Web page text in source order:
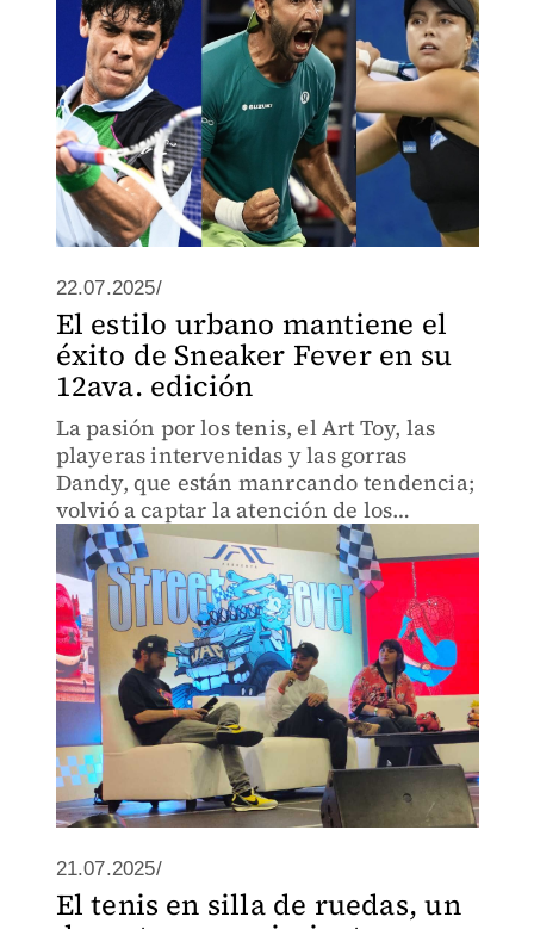
22.07.2025/
El estilo urbano mantiene el
éxito de Sneaker Fever en su
12ava. edición
La pasión por los tenis, el Art Toy, las
playeras intervenidas y las gorras
Dandy, que están manrcando tendencia;
volvió a captar la atención de los
amantes del estilo urbano, quienes
acudieron al World Trade Center
21.07.2025/
El tenis en silla de ruedas, un